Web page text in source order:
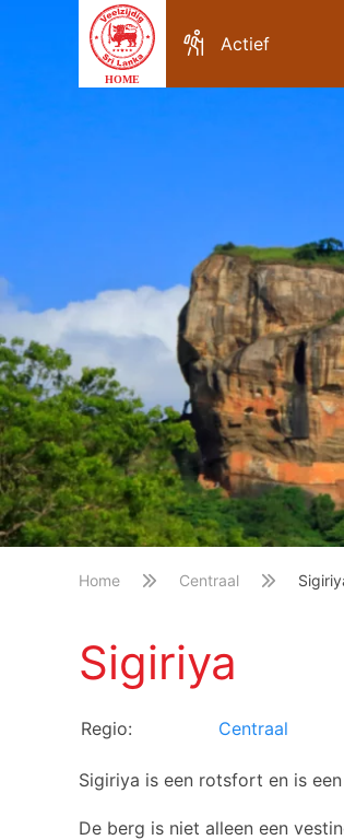
HOME
Actief
Home Centraal
Sigiriya
Regio: Centraal
Sigiriya is een rotsfort en is
De berg is niet alleen een